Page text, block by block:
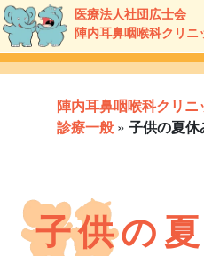
医療法人社団広士会
陣内耳鼻咽喉科クリニ
陣内耳鼻咽喉科クリニ
診療一般 » 子供の夏休
子供の